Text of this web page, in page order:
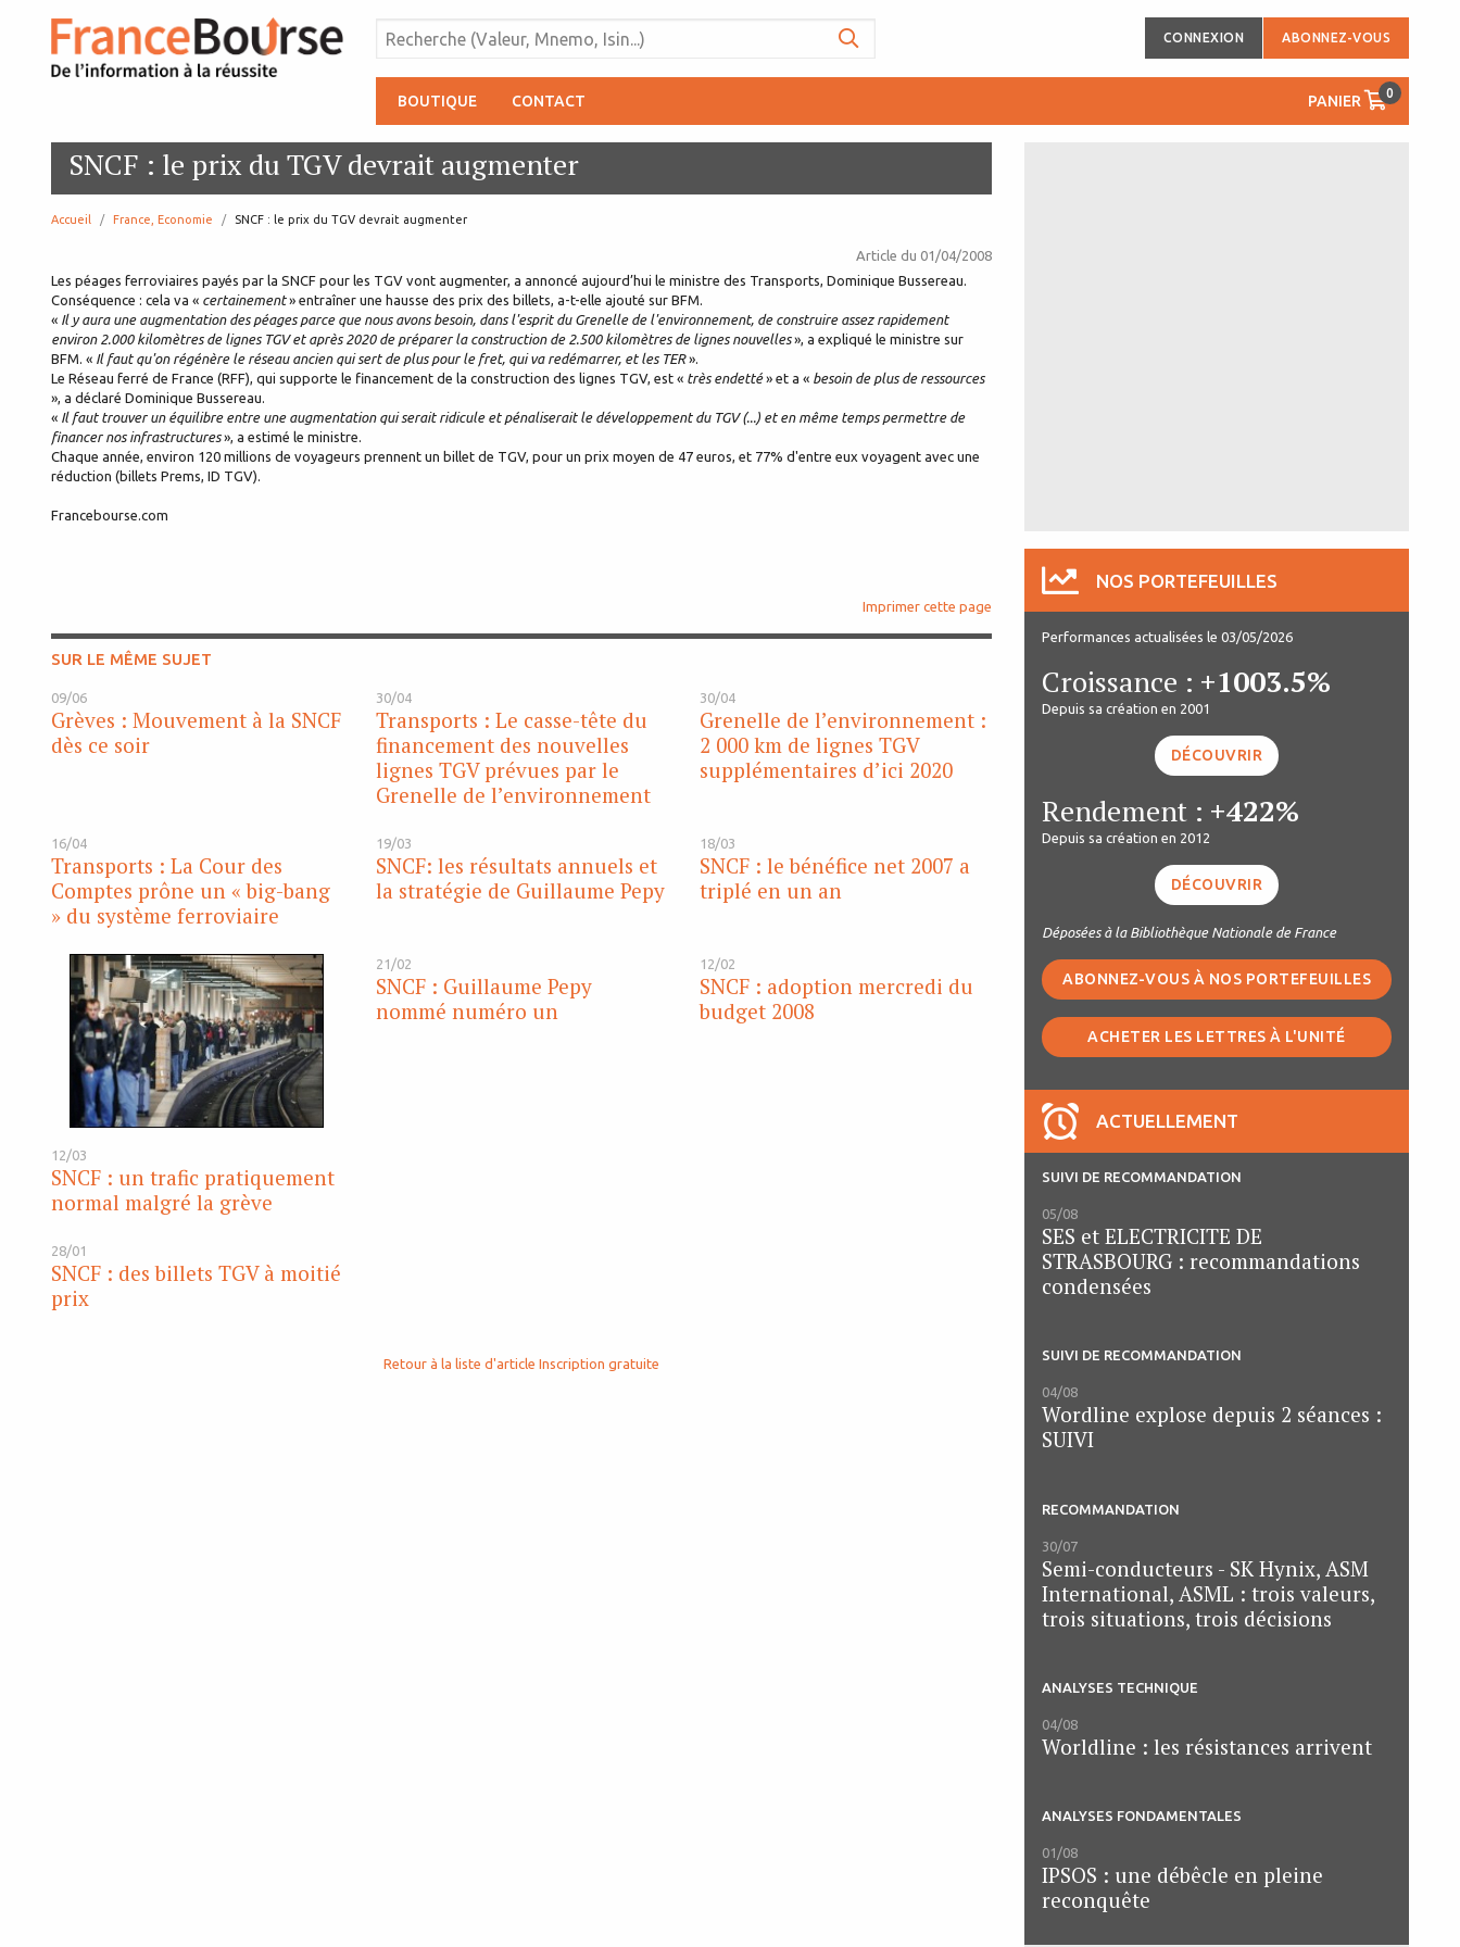
CONNEXION ABONNEZ-VOUS
BOUTIQUE CONTACT PANIER 0
SNCF : le prix du TGV devrait augmenter
Accueil France, Economie page:
SNCF : le prix du TGV devrait augmenter
Article du 01/04/2008
Les péages ferroviaires payés par la SNCF pour les TGV vont augmenter, a annoncé aujourd’hui le ministre des Transports, Dominique Bussereau.
Conséquence : cela va « certainement» entraîner une hausse des prix des billets, a-t-elle ajouté sur BFM.
« Il y aura une augmentation des péages parce que nous avons besoin, dans l'esprit du Grenelle de l'environnement, de construire assez rapidement
environ 2.000 kilomètres de lignes TGV et après 2020 de préparer la construction de 2.500 kilomètres de lignes nouvelles», a expliqué le ministre sur
BFM. « Il faut qu'on régénère le réseau ancien qui sert de plus pour le fret, qui va redémarrer, et les TER».
Le Réseau ferré de France (RFF), qui supporte le financement de la construction des lignes TGV, est « très endetté» et a « besoin de plus de ressources
», a déclaré Dominique Bussereau.
« Il faut trouver un équilibre entre une augmentation qui serait ridicule et pénaliserait le développement du TGV (...) et en même temps permettre de
financer nos infrastructures», a estimé le ministre.
Chaque année, environ 120 millions de voyageurs prennent un billet de TGV, pour un prix moyen de 47 euros, et 77% d'entre eux voyagent avec une
réduction (billets Prems, ID TGV).
Francebourse.com
Imprimer cette page
SUR LE MÊME SUJET
09/06
Grèves : Mouvement à la SNCF
dès ce soir
30/04
Transports : Le casse-tête du
financement des nouvelles
lignes TGV prévues par le
Grenelle de l’environnement
30/04
Grenelle de l’environnement :
2 000 km de lignes TGV
supplémentaires d’ici 2020
16/04
Transports : La Cour des
Comptes prône un « big-bang
» du système ferroviaire
19/03
SNCF: les résultats annuels et
la stratégie de Guillaume Pepy
18/03
SNCF : le bénéfice net 2007 a
triplé en un an
12/03
SNCF : un trafic pratiquement
normal malgré la grève
21/02
SNCF : Guillaume Pepy
nommé numéro un
12/02
SNCF : adoption mercredi du
budget 2008
28/01
SNCF : des billets TGV à moitié
prix
Retour à la liste d'article Inscription gratuite
NOS PORTEFEUILLES
Performances actualisées le 03/05/2026
Croissance : +1003.5%
Depuis sa création en 2001
DÉCOUVRIR
Rendement : +422%
Depuis sa création en 2012
DÉCOUVRIR
Déposées à la Bibliothèque Nationale de France
ABONNEZ-VOUS À NOS PORTEFEUILLES
ACHETER LES LETTRES À L'UNITÉ
ACTUELLEMENT
SUIVI DE RECOMMANDATION
05/08
SES et ELECTRICITE DE
STRASBOURG : recommandations
condensées
SUIVI DE RECOMMANDATION
04/08
Wordline explose depuis 2 séances :
SUIVI
RECOMMANDATION
30/07
Semi-conducteurs - SK Hynix, ASM
International, ASML : trois valeurs,
trois situations, trois décisions
ANALYSES TECHNIQUE
04/08
Worldline : les résistances arrivent
ANALYSES FONDAMENTALES
01/08
IPSOS : une débêcle en pleine
reconquête